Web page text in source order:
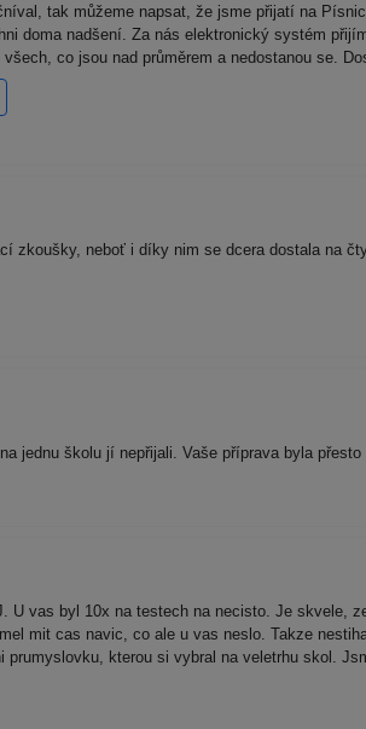
tak můžeme napsat, že jsme přijatí na
doma nadšení. Za nás elektronický systém
co jsou nad průměrem a nedostanou se.
zkoušky, neboť i díky nim se dcera dostala na
jednu školu jí nepřijali. Vaše příprava byla
U vas byl 10x na testech na necisto. Je skvele,
mit cas navic, co ale u vas neslo. Takze
kterou si vybral na veletrhu skol.